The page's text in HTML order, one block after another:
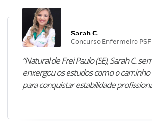
Sarah C.
Concurso Enfermeiro PSF
“Natural de Frei Paulo (SE), Sarah C.
enxergou os estudos como o caminho
para conquistar estabilidade